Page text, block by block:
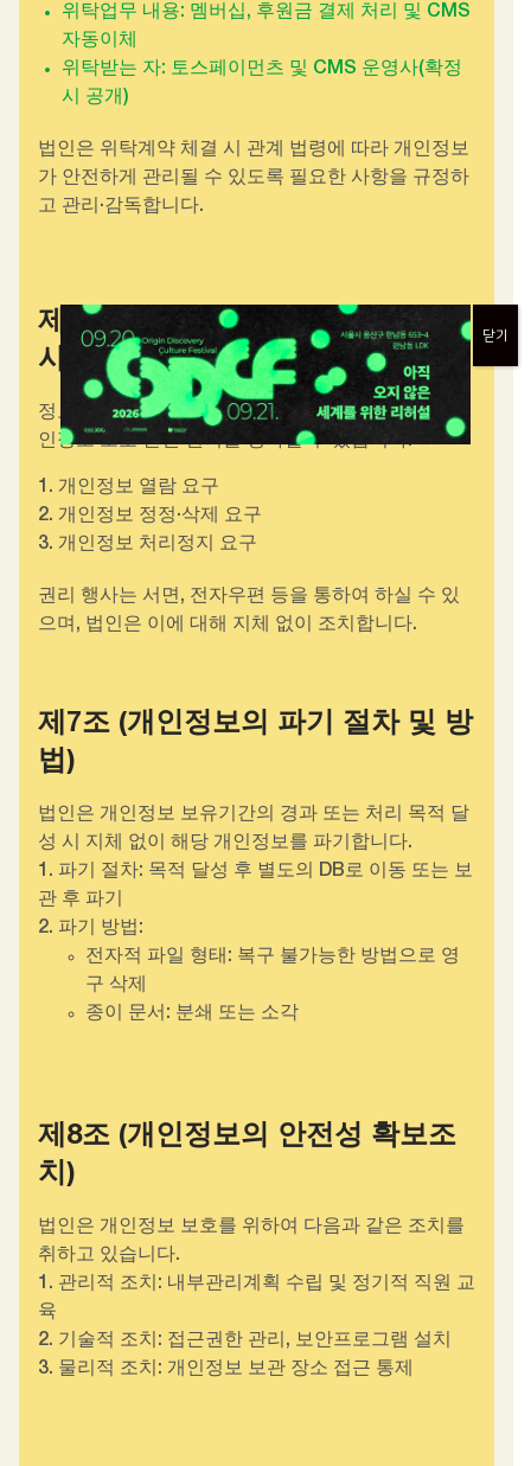
위탁업무 내용: 멤버십, 후원금 결제 처리 및 CMS
자동이체
위탁받는 자: 토스페이먼츠 및 CMS 운영사(확정
시 공개)
법인은 위탁계약 체결 시 관계 법령에 따라 개인정보
가 안전하게 관리될 수 있도록 필요한 사항을 규정하
고 관리·감독합니다.
제6조 (정보주체의 권리·의무 및 행
사방법)
정보주체는 법인에 대하여 언제든지 다음 각 호의 개
인정보 보호 관련 권리를 행사할 수 있습니다.
1. 개인정보 열람 요구
2. 개인정보 정정·삭제 요구
3. 개인정보 처리정지 요구
권리 행사는 서면, 전자우편 등을 통하여 하실 수 있
으며, 법인은 이에 대해 지체 없이 조치합니다.
제7조 (개인정보의 파기 절차 및 방
법)
법인은 개인정보 보유기간의 경과 또는 처리 목적 달
성 시 지체 없이 해당 개인정보를 파기합니다.
1. 파기 절차: 목적 달성 후 별도의 DB로 이동 또는 보
관 후 파기
2. 파기 방법:
전자적 파일 형태: 복구 불가능한 방법으로 영
구 삭제
종이 문서: 분쇄 또는 소각
제8조 (개인정보의 안전성 확보조
치)
법인은 개인정보 보호를 위하여 다음과 같은 조치를
취하고 있습니다.
1. 관리적 조치: 내부관리계획 수립 및 정기적 직원 교
육
2. 기술적 조치: 접근권한 관리, 보안프로그램 설치
3. 물리적 조치: 개인정보 보관 장소 접근 통제
닫기